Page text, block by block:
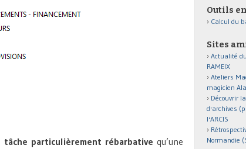
tâche particulièrement rébarbative qu’une
Outils
Calcul du
Sites
Actualité
RAMEIX
Ateliers
magicien
Découvrir
d'archives
l'ARCIS
Normandie